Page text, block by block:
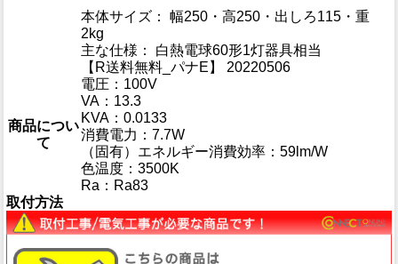
本体サイズ： 幅250・高250・出しろ115・重
2kg
主な仕様： 白熱電球60形1灯器具相当
【R送料無料_パナE】 20220506
商品につい
て
電圧：100V
VA：13.3
KVA：0.0133
消費電力：7.7W
（固有）エネルギー消費効率：59lm/W
色温度：3500K
Ra：Ra83
取付方法